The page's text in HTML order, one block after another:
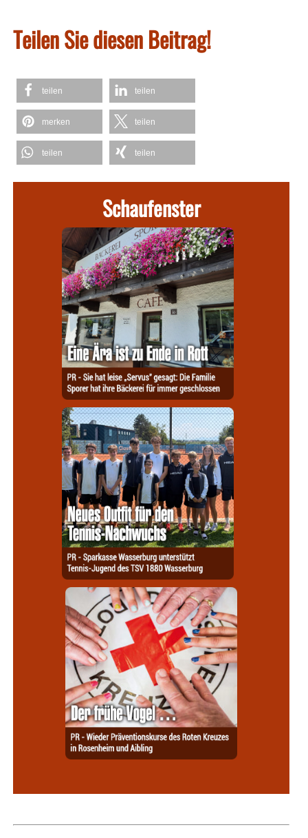
Teilen Sie diesen Beitrag!
teilen teilen
merken teilen
teilen teilen
Schaufenster